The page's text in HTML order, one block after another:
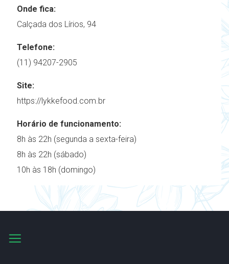
Onde fica:
Calçada dos Lírios, 94
Telefone:
(11) 94207-2905
Site:
https://lykkefood.com.br
Horário de funcionamento:
8h às 22h (segunda a sexta-feira)
8h às 22h (sábado)
10h às 18h (domingo)